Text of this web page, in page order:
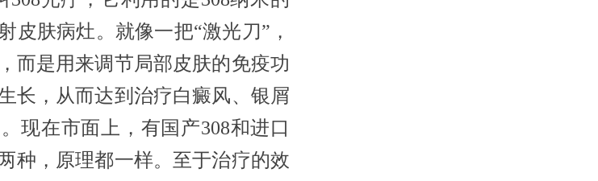
皮肤病灶。就像一把“激光刀”，
而是用来调节局部皮肤的免疫功
长，从而达到治疗白癜风、银屑
现在市面上，有国产308和进口
种，原理都一样。至于治疗的效